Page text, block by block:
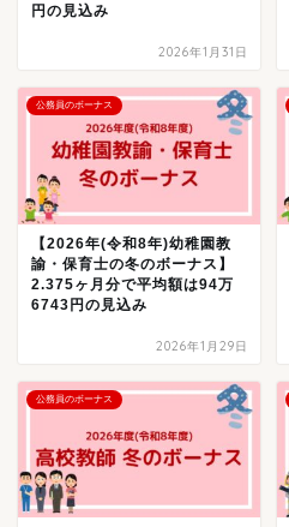
円の見込み
2026年1月31日
公務員のボーナス
【2026年(令和8年)幼稚園教
諭・保育士の冬のボーナス】
2.375ヶ月分で平均額は94万
6743円の見込み
2026年1月29日
公務員のボーナス